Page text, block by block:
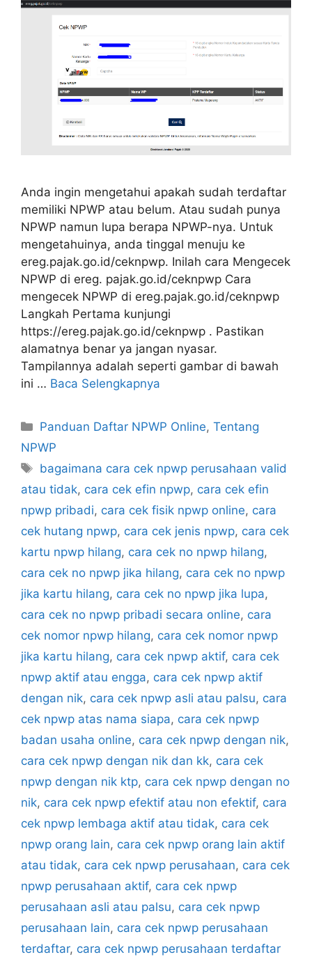
Anda ingin mengetahui apakah sudah terdaftar
memiliki NPWP atau belum. Atau sudah punya
NPWP namun lupa berapa NPWP-nya. Untuk
mengetahuinya, anda tinggal menuju ke
ereg.pajak.go.id/ceknpwp. Inilah cara Mengecek
NPWP di ereg. pajak.go.id/ceknpwp Cara
mengecek NPWP di ereg.pajak.go.id/ceknpwp
Langkah Pertama kunjungi
https://ereg.pajak.go.id/ceknpwp . Pastikan
alamatnya benar ya jangan nyasar.
Tampilannya adalah seperti gambar di bawah
ini … Baca Selengkapnya
Kategori
Panduan Daftar NPWP Online,Tentang
NPWP
Tag
bagaimana cara cek npwp perusahaan valid
atau tidak, cara cek efin npwp, cara cek efin
npwp pribadi, cara cek fisik npwp online, cara
cek hutang npwp, cara cek jenis npwp, cara cek
kartu npwp hilang, cara cek no npwp hilang,
cara cek no npwp jika hilang, cara cek no npwp
jika kartu hilang, cara cek no npwp jika lupa,
cara cek no npwp pribadi secara online, cara
cek nomor npwp hilang, cara cek nomor npwp
jika kartu hilang, cara cek npwp aktif, cara cek
npwp aktif atau engga, cara cek npwp aktif
dengan nik, cara cek npwp asli atau palsu, cara
cek npwp atas nama siapa, cara cek npwp
badan usaha online, cara cek npwp dengan nik,
cara cek npwp dengan nik dan kk, cara cek
npwp dengan nik ktp, cara cek npwp dengan no
nik, cara cek npwp efektif atau non efektif, cara
cek npwp lembaga aktif atau tidak, cara cek
npwp orang lain, cara cek npwp orang lain aktif
atau tidak, cara cek npwp perusahaan, cara cek
npwp perusahaan aktif, cara cek npwp
perusahaan asli atau palsu, cara cek npwp
perusahaan lain, cara cek npwp perusahaan
terdaftar, cara cek npwp perusahaan terdaftar